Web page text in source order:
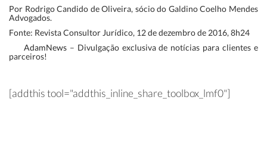
Por Rodrigo Candido de Oliveira, sócio do Galdino Coelho Mendes
Advogados.
Fonte: Revista Consultor Jurídico, 12 de dezembro de 2016, 8h24
AdamNews– Divulgação exclusiva de notícias para clientes e
parceiros!
[addthis tool="addthis_inline_share_toolbox_lmf0"]